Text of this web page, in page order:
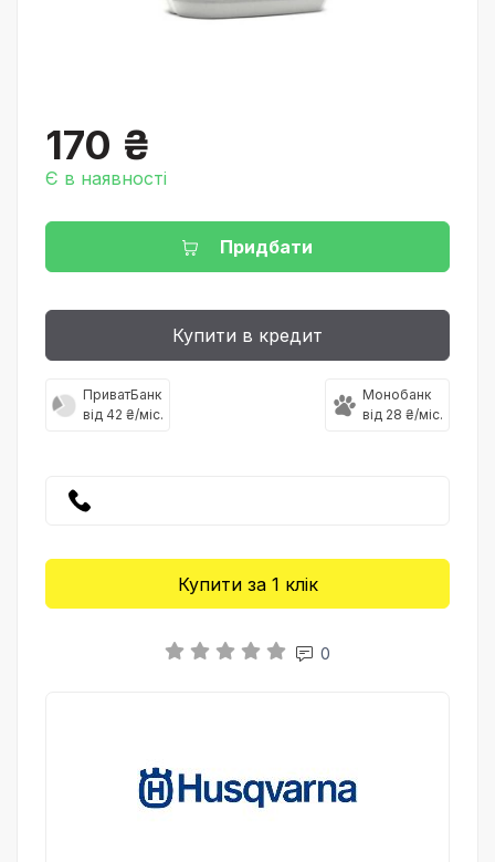
170 ₴
Є в наявності
Придбати
Купити в кредит
ПриватБанк
від 42 ₴/міс.
Монобанк
від 28 ₴/міс.
Купити за 1 клiк
0